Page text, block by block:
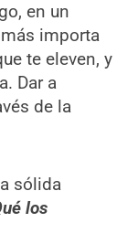
en un
importa
te eleven, y
Dar a
de la
sólida
élos